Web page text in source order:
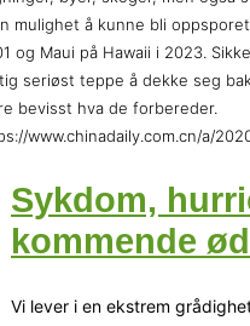
mulighet å kunne bli
og Maui på Hawaii i 2023.
seriøst teppe å dekke seg
bevisst hva de forbereder.
www.chinadaily.com.cn/a/
Sykdom,
kommende
Vi lever i en ekstrem